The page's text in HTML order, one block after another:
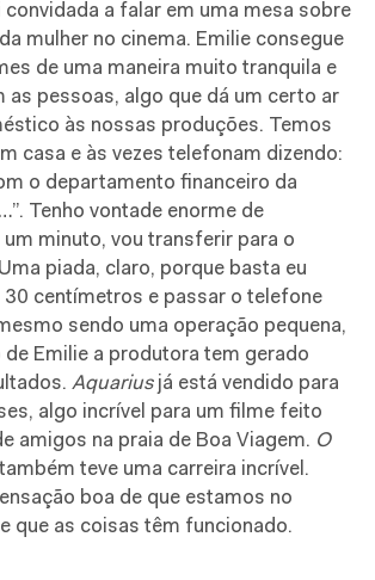
convidada a falar em uma mesa sobre
mulher no cinema. Emilie consegue
de uma maneira muito tranquila e
as pessoas, algo que dá um certo ar
às nossas produções. Temos
casa e às vezes telefonam dizendo:
o departamento financeiro da
Tenho vontade enorme de
um minuto, vou transferir para o
piada, claro, porque basta eu
centímetros e passar o telefone
sendo uma operação pequena,
Emilie a produtora tem gerado
Aquariusjá está vendido para
algo incrível para um filme feito
amigos na praia de Boa Viagem. O
teve uma carreira incrível.
boa de que estamos no
que as coisas têm funcionado.